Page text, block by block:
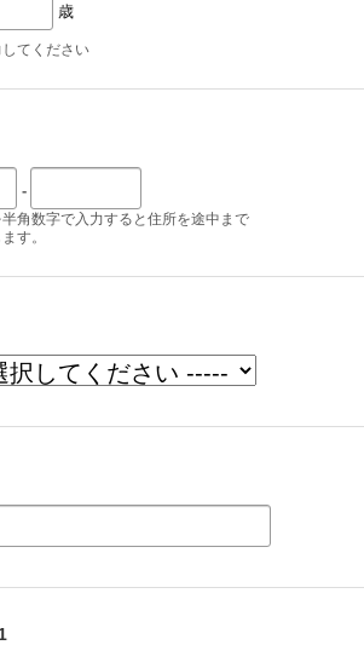
歳
てください
-
角数字で入力すると住所を途中まで
す。